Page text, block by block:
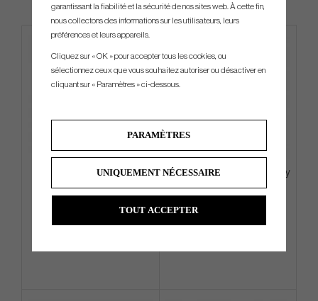
Callaway Supersoft Limited
Edition -26 Distressed Teal
Stripe
Ping Hoofer Ltd Mosaic - Carry
Bag
garantissant la fiabilité et la sécurité de nos sites web. À cette fin,
nous collectons des informations sur les utilisateurs, leurs
préférences et leurs appareils.
Cliquez sur « OK » pour accepter tous les cookies, ou
sélectionnez ceux que vous souhaitez autoriser ou désactiver en
cliquant sur « Paramètres » ci-dessous.
PARAMÈTRES
UNIQUEMENT NÉCESSAIRE
TOUT ACCEPTER